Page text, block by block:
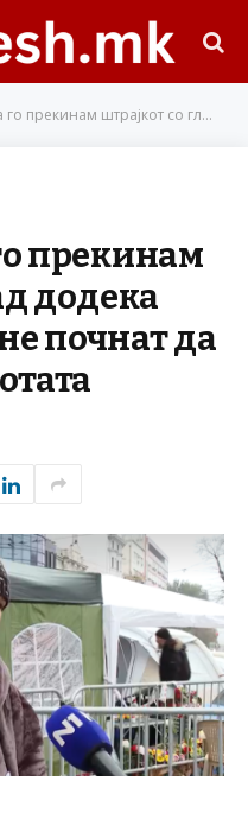
со глад додека институциите не почнат да си ја вршат работата
прекинам
додека
почнат да